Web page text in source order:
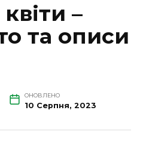
–
та описи
ОНОВЛЕНО
10 Серпня, 2023